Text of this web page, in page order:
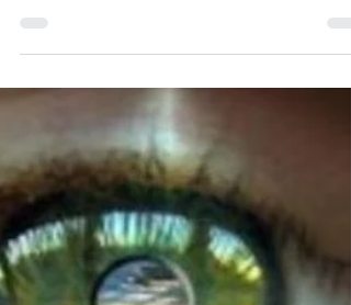
Hipnosis de regresión, sanación
álmica y psico-corporal, como
reparación terapéutica
Qué es lo que produce la sanación de la
Hipnosis de Regresión Terapeútica desde
punto de vista psicológico y álmico